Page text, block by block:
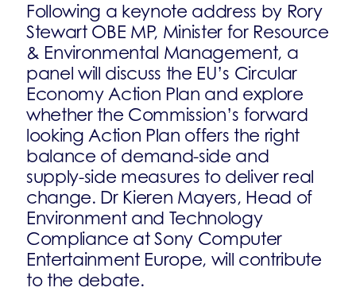
Following a keynote address by Rory
Stewart OBE MP, Minister for Resource
& Environmental Management, a
panel will discuss the EU’s Circular
Economy Action Plan and explore
whether the Commission’s forward
looking Action Plan offers the right
balance of demand-side and
supply-side measures to deliver real
change. Dr Kieren Mayers, Head of
Environment and Technology
Compliance at Sony Computer
Entertainment Europe, will contribute
to the debate.